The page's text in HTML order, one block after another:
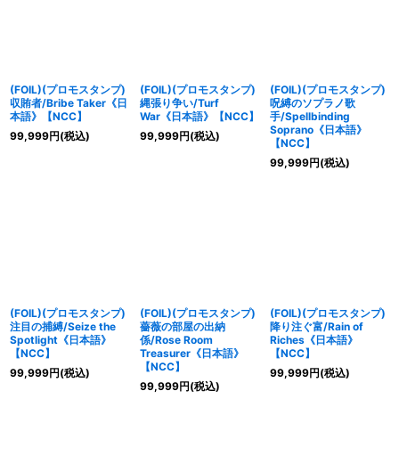
(FOIL)(プロモスタンプ)
収賄者/Bribe Taker《日
本語》【NCC】
99,999円(税込)
(FOIL)(プロモスタンプ)
縄張り争い/Turf
War《日本語》【NCC】
99,999円(税込)
(FOIL)(プロモスタンプ)
呪縛のソプラノ歌
手/Spellbinding
Soprano《日本語》
【NCC】
99,999円(税込)
(FOIL)(プロモスタンプ)
注目の捕縛/Seize the
Spotlight《日本語》
【NCC】
99,999円(税込)
(FOIL)(プロモスタンプ)
薔薇の部屋の出納
係/Rose Room
Treasurer《日本語》
【NCC】
99,999円(税込)
(FOIL)(プロモスタンプ)
降り注ぐ富/Rain of
Riches《日本語》
【NCC】
99,999円(税込)